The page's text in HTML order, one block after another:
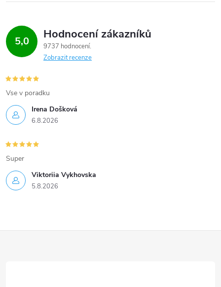
5,0 Hodnocení zákazníků
9737 hodnocení
Zobrazit recenze
Irena Došková
6.8.2026
Vse v poradku
Viktoriia Vykhovska
5.8.2026
Super